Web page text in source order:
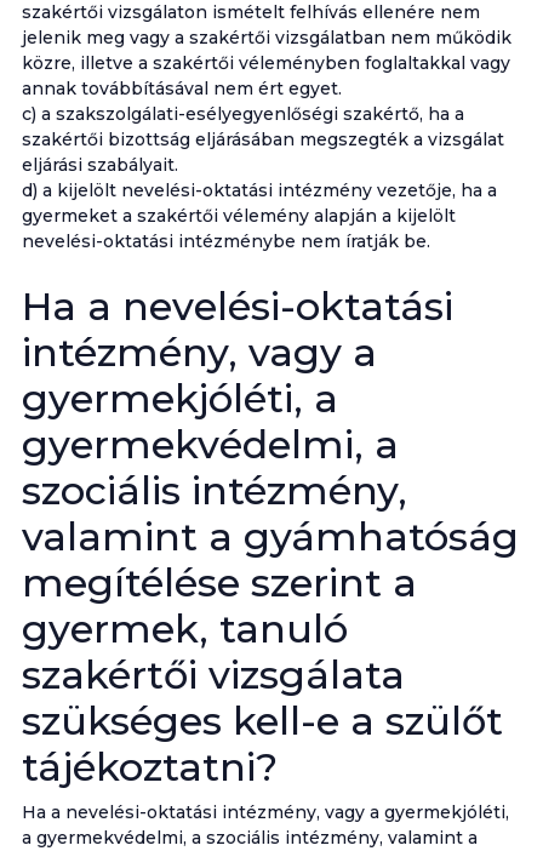
szakértői vizsgálaton ismételt felhívás ellenére nem
jelenik meg vagy a szakértői vizsgálatban nem működik
közre, illetve a szakértői véleményben foglaltakkal vagy
annak továbbításával nem ért egyet.
c) a szakszolgálati-esélyegyenlőségi szakértő, ha a
szakértői bizottság eljárásában megszegték a vizsgálat
eljárási szabályait.
d) a kijelölt nevelési-oktatási intézmény vezetője, ha a
gyermeket a szakértői vélemény alapján a kijelölt
nevelési-oktatási intézménybe nem íratják be.
Ha a nevelési-oktatási
intézmény, vagy a
gyermekjóléti, a
gyermekvédelmi, a
szociális intézmény,
valamint a gyámhatóság
megítélése szerint a
gyermek, tanuló
szakértői vizsgálata
szükséges kell-e a szülőt
tájékoztatni?
Ha a nevelési-oktatási intézmény, vagy a gyermekjóléti,
a gyermekvédelmi, a szociális intézmény, valamint a